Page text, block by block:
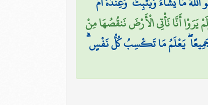
يَرَوْا أَنَّا نَأْتِي الْأَرْضَ نَنقُصُهَا مِنْ
جَمِيعًا ۖ يَعْلَمُ مَا تَكْسِبُ كُلُّ نَفْسٍ